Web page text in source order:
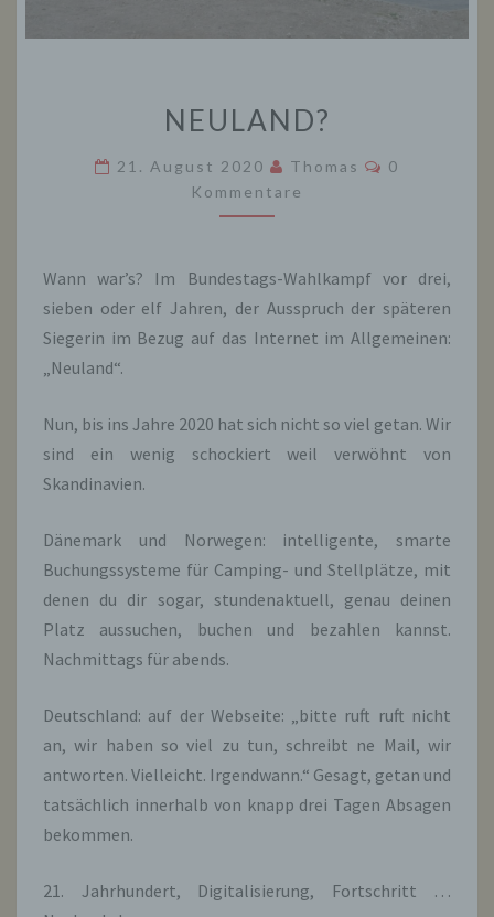
NEULAND?
21. August 2020 Thomas Kommentare
0
Kommentare
Wann war’s? Im Bundestags-Wahlkampf vor drei,
sieben oder elf Jahren, der Ausspruch der späteren
Siegerin im Bezug auf das Internet im Allgemeinen:
„Neuland“.
Nun, bis ins Jahre 2020 hat sich nicht so viel getan. Wir
sind ein wenig schockiert weil verwöhnt von
Skandinavien.
Dänemark und Norwegen: intelligente, smarte
Buchungssysteme für Camping- und Stellplätze, mit
denen du dir sogar, stundenaktuell, genau deinen
Platz aussuchen, buchen und bezahlen kannst.
Nachmittags für abends.
Deutschland: auf der Webseite: „bitte ruft ruft nicht
an, wir haben so viel zu tun, schreibt ne Mail, wir
antworten. Vielleicht. Irgendwann.“ Gesagt, getan und
tatsächlich innerhalb von knapp drei Tagen Absagen
bekommen.
21. Jahrhundert, Digitalisierung, Fortschritt …